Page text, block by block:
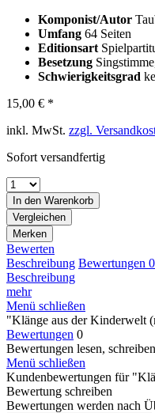
Komponist/Autor
Umfang 64 Seiten
Editionsart
Besetzung
Schwierigkeitsgrad
15,00 € *
inkl. MwSt. zzgl.
Sofort versandfertig
In den Warenkorb
Vergleichen
Merken
Bewerten
Beschreibung Bewertungen 0
Beschreibung
mehr
Menü schließen
"Klänge aus der Kinderwelt
Bewertungen 0
Bewertungen lesen,
Menü schließen
Kundenbewertungen für
Bewertung schreiben
Bewertungen werden nach